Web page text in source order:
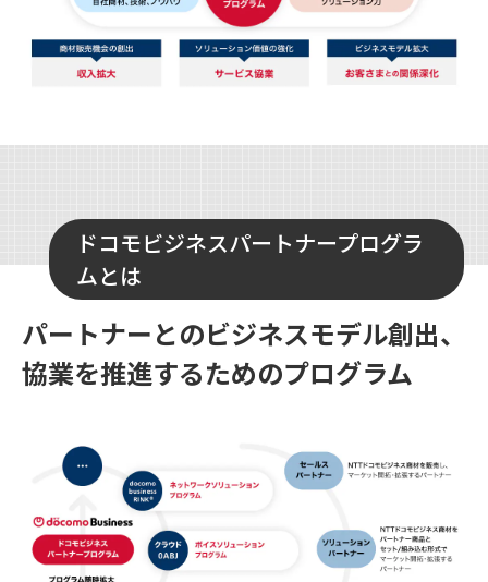
ドコモビジネスパートナープログラ
ムとは
パートナーとのビジネスモデル創出、
協業を推進するためのプログラム